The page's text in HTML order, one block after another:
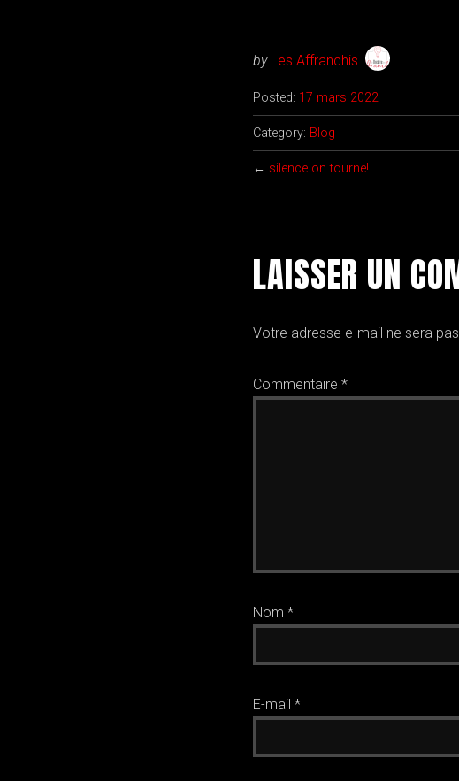
by Les Affranchis
Posted: 17 mars 2022
Category: Blog
← silence on tourne!
LAISSER UN
Votre adresse e-mail ne sera
Commentaire *
Nom *
E-mail *